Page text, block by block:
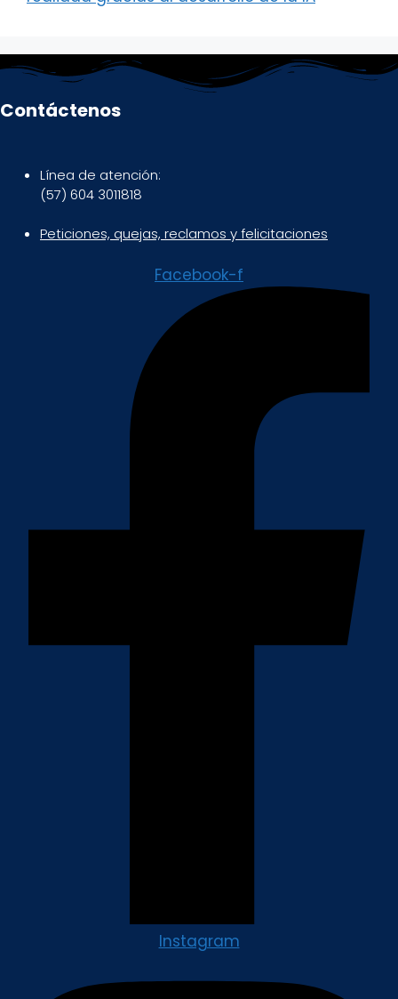
Contáctenos
Línea de atención:
(57) 604 3011818
Peticiones, quejas, reclamos y felicitaciones
Facebook-f
Instagram